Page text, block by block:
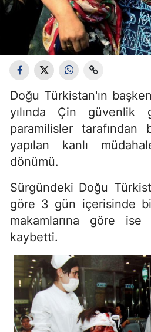
Doğu Türkistan'ın
yılında Çin güvenlik
paramilisler tarafından
yapılan kanlı
dönümü.
Sürgündeki Doğu
göre 3 gün içerisinde
makamlarına göre ise
kaybetti.